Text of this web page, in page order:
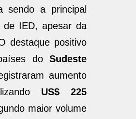
sendo a principal
de IED, apesar da
destaque positivo
do Sudeste
aumento
US$ 225
maior volume